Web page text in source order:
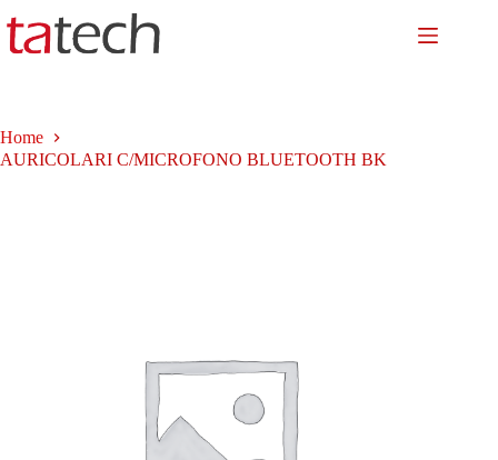
al
contenuto
Home
AURICOLARI C/MICROFONO BLUETOOTH BK